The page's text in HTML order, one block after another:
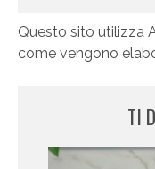
Questo sito utilizza
come vengono
TI